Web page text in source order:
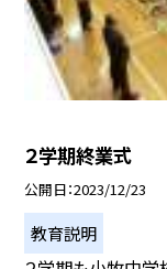
２学期終業式
公開日 2023/12/23
教育説明